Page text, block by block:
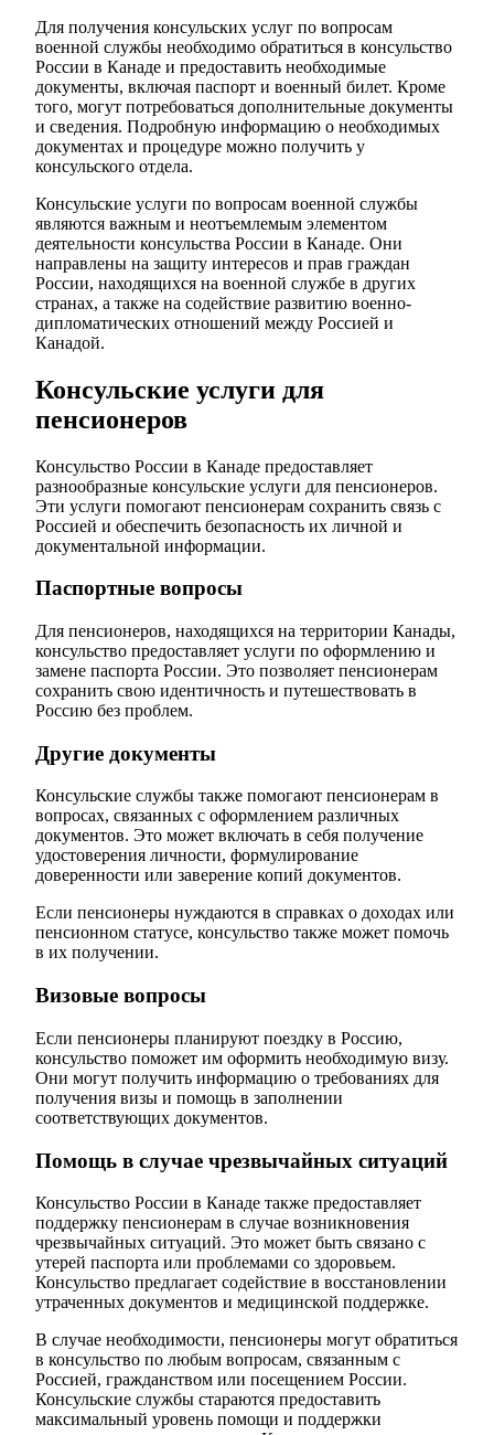
Для получения консульских услуг по вопросам
военной службы необходимо обратиться в консульство
России в Канаде и предоставить необходимые
документы, включая паспорт и военный билет. Кроме
того, могут потребоваться дополнительные документы
и сведения. Подробную информацию о необходимых
документах и процедуре можно получить у
консульского отдела.
Консульские услуги по вопросам военной службы
являются важным и неотъемлемым элементом
деятельности консульства России в Канаде. Они
направлены на защиту интересов и прав граждан
России, находящихся на военной службе в других
странах, а также на содействие развитию военно-
дипломатических отношений между Россией и
Канадой.
Консульские услуги для
пенсионеров
Консульство России в Канаде предоставляет
разнообразные консульские услуги для пенсионеров.
Эти услуги помогают пенсионерам сохранить связь с
Россией и обеспечить безопасность их личной и
документальной информации.
Паспортные вопросы
Для пенсионеров, находящихся на территории Канады,
консульство предоставляет услуги по оформлению и
замене паспорта России. Это позволяет пенсионерам
сохранить свою идентичность и путешествовать в
Россию без проблем.
Другие документы
Консульские службы также помогают пенсионерам в
вопросах, связанных с оформлением различных
документов. Это может включать в себя получение
удостоверения личности, формулирование
доверенности или заверение копий документов.
Если пенсионеры нуждаются в справках о доходах или
пенсионном статусе, консульство также может помочь
в их получении.
Визовые вопросы
Если пенсионеры планируют поездку в Россию,
консульство поможет им оформить необходимую визу.
Они могут получить информацию о требованиях для
получения визы и помощь в заполнении
соответствующих документов.
Помощь в случае чрезвычайных ситуаций
Консульство России в Канаде также предоставляет
поддержку пенсионерам в случае возникновения
чрезвычайных ситуаций. Это может быть связано с
утерей паспорта или проблемами со здоровьем.
Консульство предлагает содействие в восстановлении
утраченных документов и медицинской поддержке.
В случае необходимости, пенсионеры могут обратиться
в консульство по любым вопросам, связанным с
Россией, гражданством или посещением России.
Консульские службы стараются предоставить
максимальный уровень помощи и поддержки